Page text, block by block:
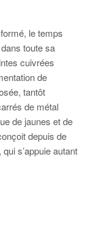
le temps
toute sa
cuivrées
de
tantôt
de métal
de jaunes et de
depuis de
s’appuie autant